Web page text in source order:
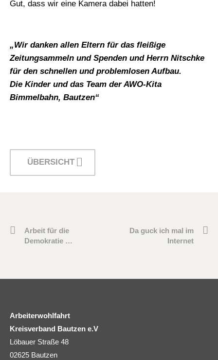
Gut, dass wir eine Kamera dabei hatten!
„Wir danken allen Eltern für das fleißige
Zeitungsammeln und Spenden und Herrn Nitschke
für den schnellen und problemlosen Aufbau.
Die Kinder und das Team der AWO-Kita
Bimmelbahn, Bautzen“
ÜBERSICHT
Arbeit für die
Demokratie …
Da guck ich mal im
Internet
Arbeiterwohlfahrt
Kreisverband Bautzen e.V
Löbauer Straße 48
02625 Bautzen